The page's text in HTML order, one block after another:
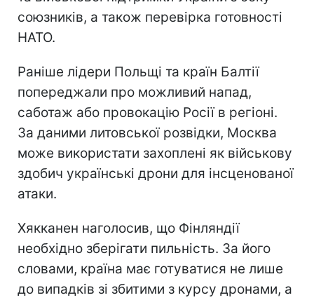
союзників, а також перевірка готовності
НАТО.
Раніше лідери Польщі та країн Балтії
попереджали про можливий напад,
саботаж або провокацію Росії в регіоні.
За даними литовської розвідки, Москва
може використати захоплені як військову
здобич українські дрони для інсценованої
атаки.
Хякканен наголосив, що Фінляндії
необхідно зберігати пильність. За його
словами, країна має готуватися не лише
до випадків зі збитими з курсу дронами, а